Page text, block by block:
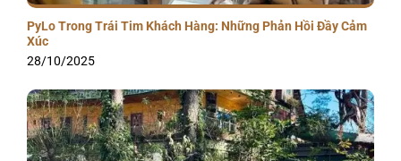
PyLo Trong Trái Tim Khách Hàng: Những Phản Hồi Đầy Cảm
Xúc
28/10/2025